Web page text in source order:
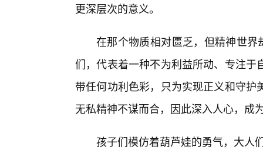
更深层次的意义。
在那个物质相对匮乏，但精神世界
们，代表着一种不为利益所动、专注
带任何功利色彩，只为实现正义和守
无私精神不谋而合，因此深入人心，成
孩子们模仿着葫芦娃的勇气，大人